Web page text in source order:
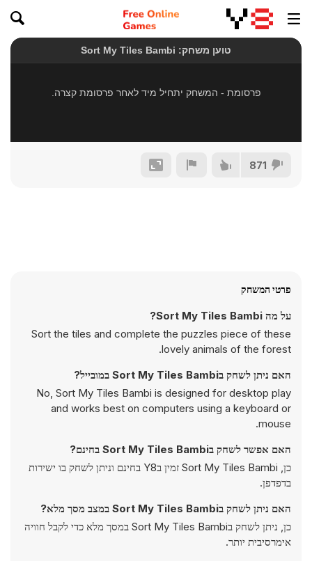
871
פרטי המשחק
על מה Sort My Tiles Bambi?
Sort the tiles and complete the puzzles piece of these
lovely animals of the forest.
האם ניתן לשחק בSort My Tiles Bambi במובייל?
No, Sort My Tiles Bambi is designed for desktop play
and works best on computers using a keyboard or
mouse.
האם אפשר לשחק בSort My Tiles Bambi בחינם?
כן, Sort My Tiles Bambi זמין בY8 בחינם וניתן לשחק בו ישירות
בדפדפן.
האם ניתן לשחק בSort My Tiles Bambi במצב מסך מלא?
כן, ניתן לשחק בSort My Tiles Bambi במסך מלא כדי לקבל חוויה
אימרסיבית יותר.